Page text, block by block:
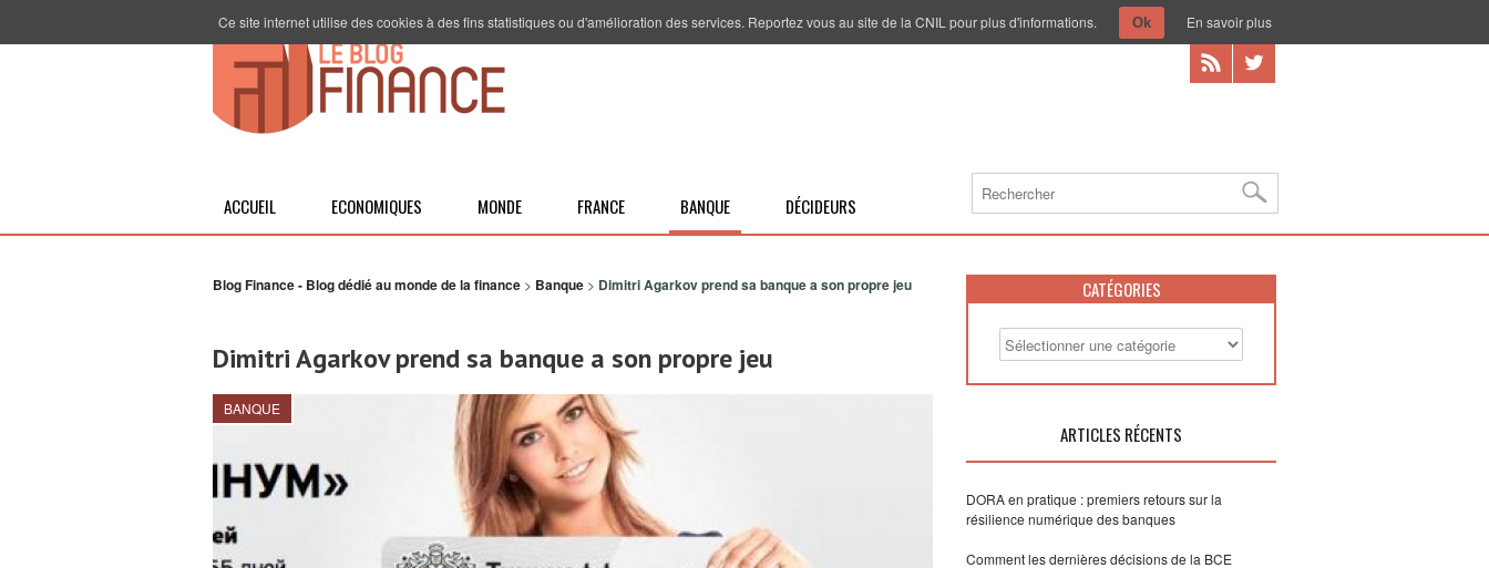
ACCUEIL ECONOMIQUES MONDE FRANCE BANQUE DÉCIDEURS
Blog Finance - Blog dédié au monde de la finance > Banque > Dimitri Agarkov prend sa banque a son propre jeu
Dimitri Agarkov prend sa banque a son propre jeu
BANQUE
CATÉGORIES
ARTICLES RÉCENTS
DORA en pratique : premiers retours sur la
résilience numérique des banques
Comment les dernières décisions de la BCE
Ce site internet utilise des cookies à des fins statistiques ou d'amélioration des services. Reportez vous au site de la CNIL pour plus d'informations. Ok En savoir plus